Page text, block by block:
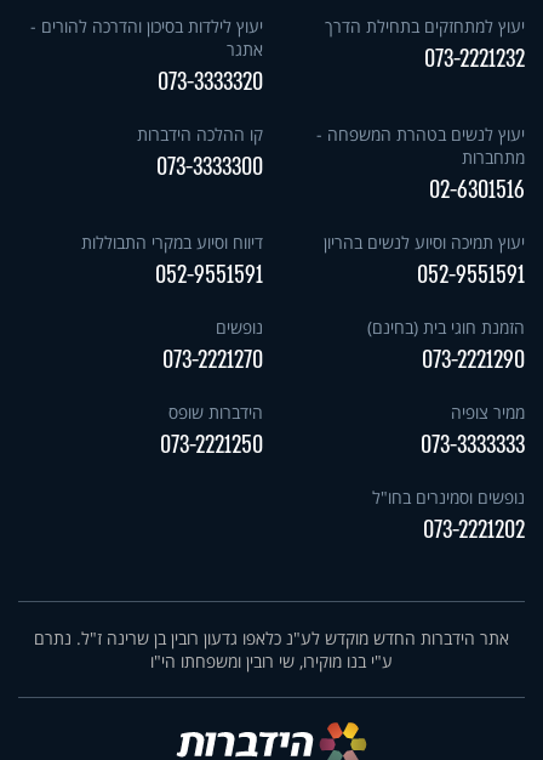
יעוץ למתחזקים בתחילת הדרך
073-2221232
יעוץ לילדות בסיכון והדרכה להורים -
אתגר
073-3333320
יעוץ לנשים בטהרת המשפחה -
מתחברות
02-6301516
קו ההלכה הידברות
073-3333300
יעוץ תמיכה וסיוע לנשים בהריון
052-9551591
דיווח וסיוע במקרי התבוללות
052-9551591
הזמנת חוגי בית (בחינם)
073-2221290
נופשים
073-2221270
ממיר צופיה
073-3333333
הידברות שופס
073-2221250
נופשים וסמינרים בחו"ל
073-2221202
אתר הידברות החדש מוקדש לע"נ כלאפו גדעון רובין בן שרינה ז"ל. נתרם
ע"י בנו מוקירו, שי רובין ומשפחתו הי"ו